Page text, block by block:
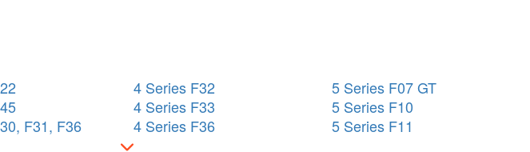
F31, F36
4 Series F32
4 Series F33
4 Series F36
5 Series F07 GT
5 Series F10
5 Series F11